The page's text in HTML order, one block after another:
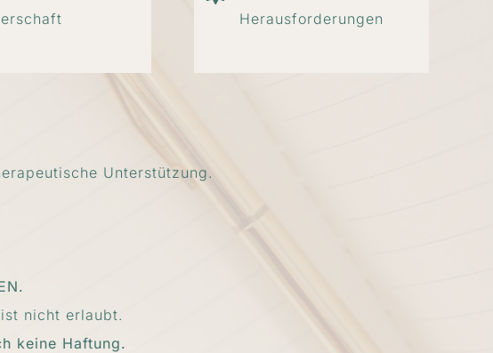
Herausforderungen
Unterstützung.
nicht erlaubt.
keine Haftung.